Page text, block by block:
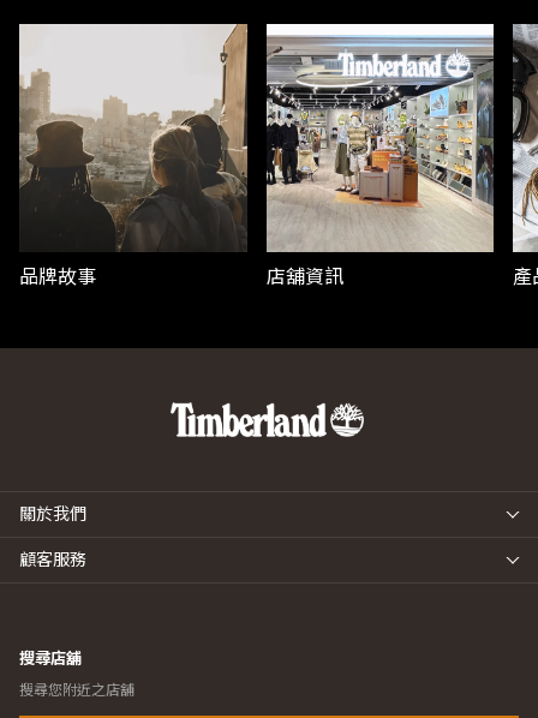
品牌故事 店舖資訊 產
關於我們
顧客服務
搜尋店舖
搜尋您附近之店舖